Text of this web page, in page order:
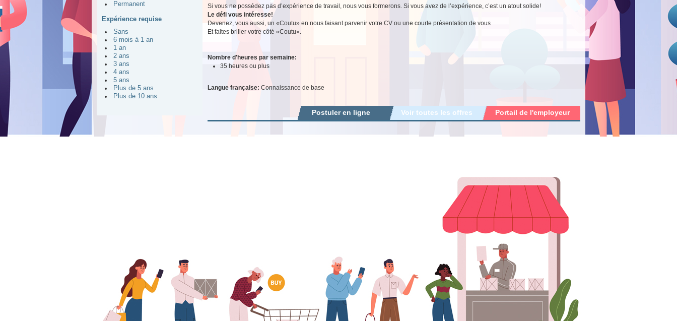
Permanent
Expérience requise
Sans
6 mois à 1 an
1 an
2 ans
3 ans
4 ans
5 ans
Plus de 5 ans
Plus de 10 ans
Si vous ne possédez pas d’expérience de travail, nous vous formerons. Si vous avez de l’expérience, c’est un atout solide!
Le défi vous intéresse!
Devenez, vous aussi, un «Coutu» en nous faisant parvenir votre CV ou une courte présentation de vous
Et faites briller votre côté «Coutu».
Nombre d'heures par semaine:
35 heures ou plus
Langue française: Connaissance de base
Portail de l'employeur
Voir toutes les offres
Postuler en ligne